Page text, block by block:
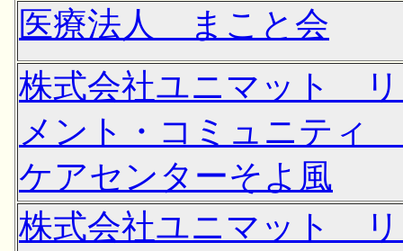
医療法人 まこと会
株式会社ユニマット
メント・コミュニティ
ケアセンターそよ風
株式会社ユニマット